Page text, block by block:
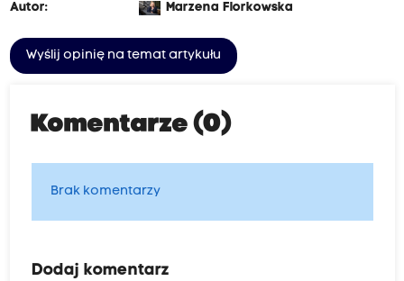
Autor: Marzena Florkowska
Wyślij opinię na temat artykułu
Komentarze (0)
Brak komentarzy
Dodaj komentarz